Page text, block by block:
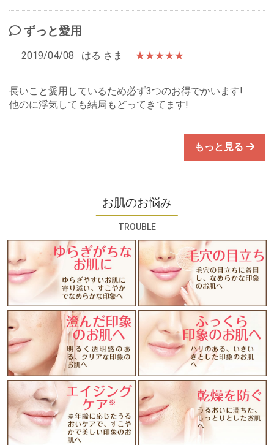
ずっと愛用
2019/04/08 はる さま ★★★★★
長いこと愛用しているため必ず3つのお得でかいます!
他のに浮気しても結局もどってきてます!
もっと見る
お肌のお悩み
TROUBLE